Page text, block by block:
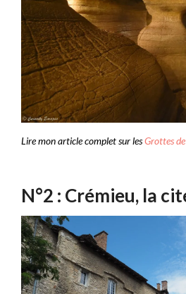
Lire mon article complet sur lesGrottes
N°2 : Crémieu, la